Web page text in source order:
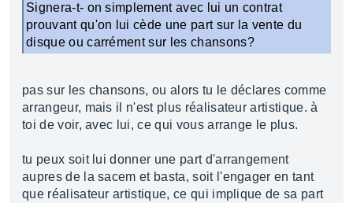
Signera-t- on simplement avec lui un contrat
prouvant qu'on lui cède une part sur la vente du
disque ou carrément sur les chansons?
pas sur les chansons, ou alors tu le déclares comme
arrangeur, mais il n'est plus réalisateur artistique. à
toi de voir, avec lui, ce qui vous arrange le plus.
tu peux soit lui donner une part d'arrangement
aupres de la sacem et basta, soit l'engager en tant
que réalisateur artistique, ce qui implique de sa part